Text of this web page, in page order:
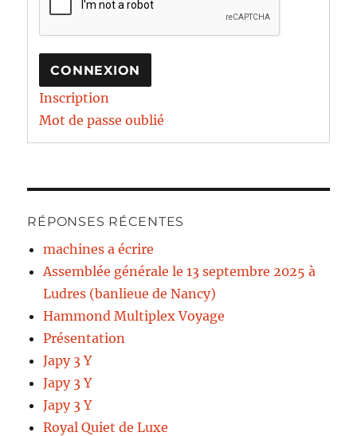
CONNEXION
Inscription
Mot de passe oublié
RÉPONSES RÉCENTES
machines a écrire
Assemblée générale le 13 septembre 2025 à
Ludres (banlieue de Nancy)
Hammond Multiplex Voyage
Présentation
Japy 3 Y
Japy 3 Y
Japy 3 Y
Royal Quiet de Luxe